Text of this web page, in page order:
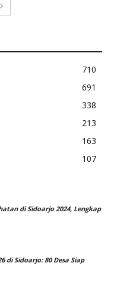
710
691
338
213
163
107
di Sidoarjo 2024, Lengkap
di Sidoarjo: 80 Desa Siap